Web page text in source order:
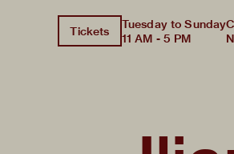
Tickets
Tuesday to Sunday
11 AM - 5 PM